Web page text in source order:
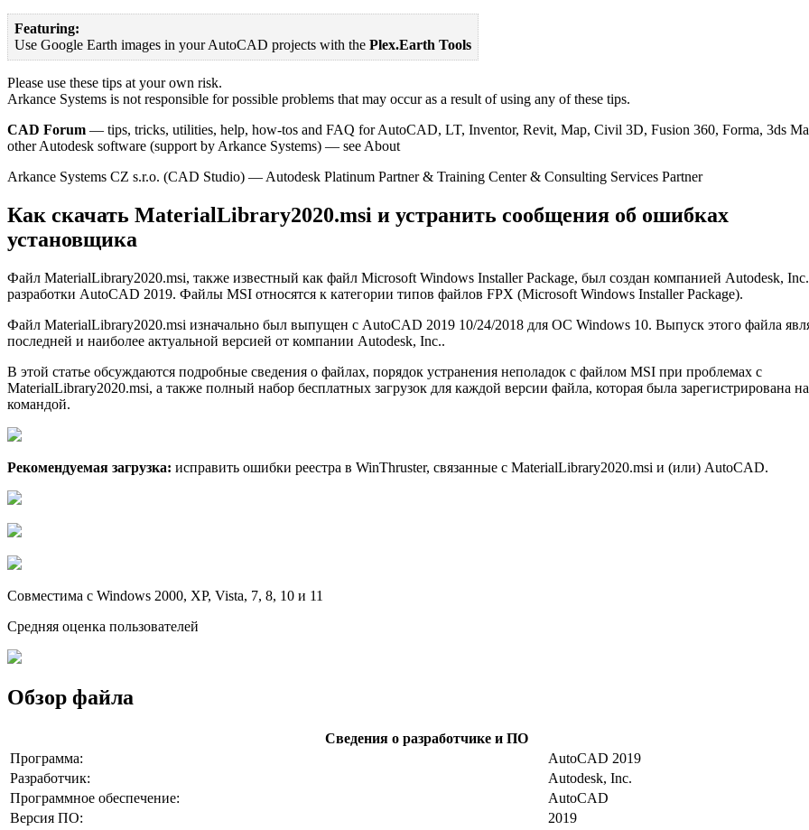
Featuring:
Use Google Earth images in your AutoCAD projects with the Plex.Earth Tools
Please use these tips at your own risk.
Arkance Systems is not responsible for possible problems that may occur as a result of using any of these tips.
CAD Forum — tips, tricks, utilities, help, how-tos and FAQ for AutoCAD, LT, Inventor, Revit, Map, Civil 3D, Fusion 360, Forma, 3ds
other Autodesk software (support by Arkance Systems) — see About
Arkance Systems CZ s.r.o. (CAD Studio) — Autodesk Platinum Partner & Training Center & Consulting Services Partner
Как скачать MaterialLibrary2020.msi и устранить сообщения об ошибках
установщика
Файл MaterialLibrary2020.msi, также известный как файл Microsoft Windows Installer Package, был создан компанией Autodesk,
разработки AutoCAD 2019. Файлы MSI относятся к категории типов файлов FPX (Microsoft Windows Installer Package).
Файл MaterialLibrary2020.msi изначально был выпущен с AutoCAD 2019 10/24/2018 для ОС Windows 10. Выпуск этого файла
последней и наиболее актуальной версией от компании Autodesk, Inc..
В этой статье обсуждаются подробные сведения о файлах, порядок устранения неполадок с файлом MSI при проблемах с
MaterialLibrary2020.msi, а также полный набор бесплатных загрузок для каждой версии файла, которая была зарегистрирована
командой.
Рекомендуемая загрузка: исправить ошибки реестра в WinThruster, связанные с MaterialLibrary2020.msi и (или) AutoCAD.
Совместима с Windows 2000, XP, Vista, 7, 8, 10 и 11
Средняя оценка пользователей
Обзор файла
Сведения о разработчике и ПО
Программа:
AutoCAD 2019
Разработчик:
Autodesk, Inc.
Программное обеспечение:
AutoCAD
Версия ПО:
2019